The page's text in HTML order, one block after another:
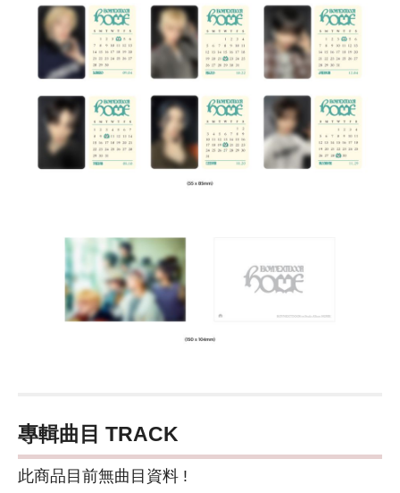
專輯曲目 TRACK
此商品目前無曲目資料 !